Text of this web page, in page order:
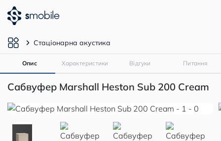
Стаціонарна акустика
Опис Характеристики Відгуки Питання
Сабвуфер Marshall Heston Sub 200 Cream